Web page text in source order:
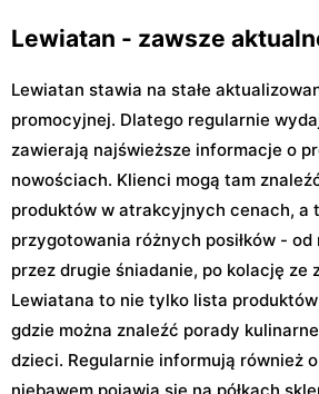
Lewiatan - zawsze
Lewiatan stawia na stałe
promocyjnej. Dlatego regularnie
zawierają najświeższe informacje o
nowościach. Klienci mogą tam
produktów w atrakcyjnych cenach, a
przygotowania różnych posiłków - od
przez drugie śniadanie, po kolację ze
Lewiatana to nie tylko lista
gdzie można znaleźć porady
dzieci. Regularnie informują również